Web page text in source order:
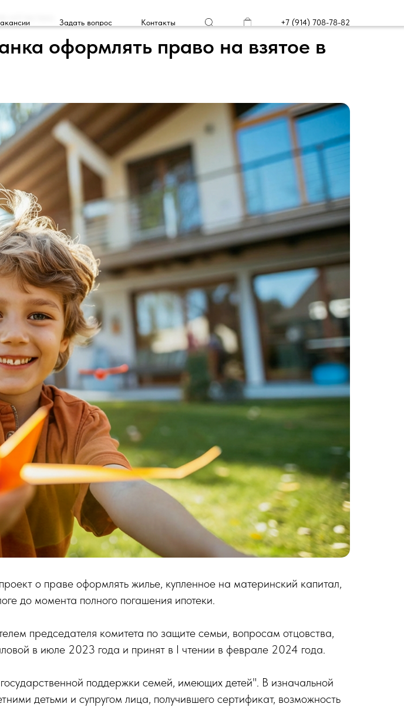
Задать вопрос Контакты +7 (914) 708-78-82
will be here
оформлять право на взятое в
о праве оформлять жилье, купленное на материнский капитал,
до момента полного погашения ипотеки.
председателя комитета по защите семьи, вопросам отцовства,
в июле 2023 года и принят в I чтении в феврале 2024 года.
поддержки семей, имеющих детей". В изначальной
детьми и супругом лица, получившего сертификат, возможность